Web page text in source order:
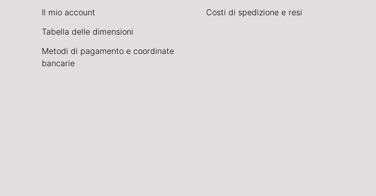
Il mio account
Tabella delle dimensioni
Metodi di pagamento e coordinate
bancarie
Costi di spedizione e resi